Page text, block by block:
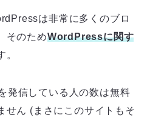
は非常に多くのブロ
そのためWordPressに関す
。
発信している人の数は無料
せん (まさにこのサイトもそ